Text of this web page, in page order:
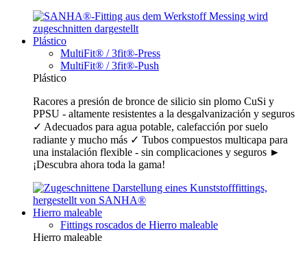
Plástico
MultiFit® / 3fit®-Press
MultiFit® / 3fit®-Push
Plástico
Racores a presión de bronce de silicio sin plomo CuSi y
PPSU - altamente resistentes a la desgalvanización y seguros
✓ Adecuados para agua potable, calefacción por suelo
radiante y mucho más ✓ Tubos compuestos multicapa para
una instalación flexible - sin complicaciones y seguros ►
¡Descubra ahora toda la gama!
Hierro maleable
Fittings roscados de Hierro maleable
Hierro maleable